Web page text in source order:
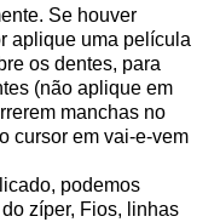
Se houver
aplique uma película
os dentes, para
(não aplique em
manchas no
cursor em vai-e-vem
podemos
zíper, Fios, linhas